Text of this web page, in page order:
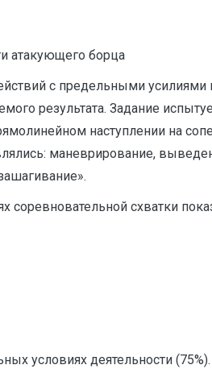
атакующего борца
с предельными усилиями
результата. Задание
наступлении на
маневрирование,
соревновательной схватки
условиях деятельности (75%).